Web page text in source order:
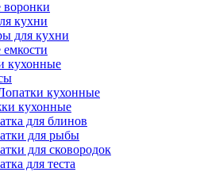
кухни
для кухни
кухонные
кухонные
кухонные
для блинов
для рыбы
для сковородок
для теста